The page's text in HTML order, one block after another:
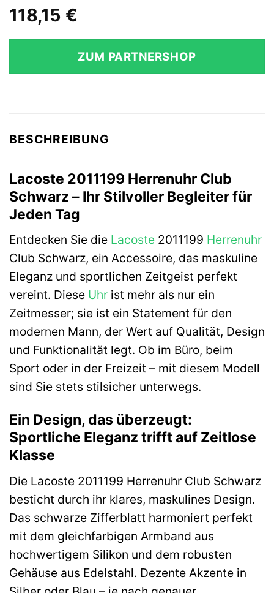
118,15 €
ZUM PARTNERSHOP
BESCHREIBUNG
Lacoste 2011199 Herrenuhr Club
Schwarz – Ihr Stilvoller Begleiter für
Jeden Tag
Entdecken Sie die Lacoste 2011199 Herrenuhr
Club Schwarz, ein Accessoire, das maskuline
Eleganz und sportlichen Zeitgeist perfekt
vereint. Diese Uhr ist mehr als nur ein
Zeitmesser; sie ist ein Statement für den
modernen Mann, der Wert auf Qualität, Design
und Funktionalität legt. Ob im Büro, beim
Sport oder in der Freizeit – mit diesem Modell
sind Sie stets stilsicher unterwegs.
Ein Design, das überzeugt:
Sportliche Eleganz trifft auf Zeitlose
Klasse
Die Lacoste 2011199 Herrenuhr Club Schwarz
besticht durch ihr klares, maskulines Design.
Das schwarze Zifferblatt harmoniert perfekt
mit dem gleichfarbigen Armband aus
hochwertigem Silikon und dem robusten
Gehäuse aus Edelstahl. Dezente Akzente in